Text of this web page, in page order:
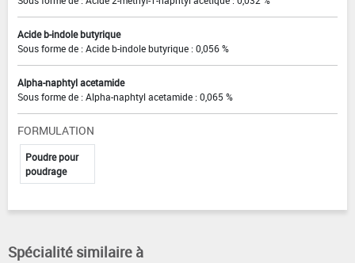
Acide b-indole butyrique
Sous forme de : Acide b-indole butyrique : 0,056 %
Alpha-naphtyl acetamide
Sous forme de : Alpha-naphtyl acetamide : 0,065 %
FORMULATION
Poudre pour
poudrage
Spécialité similaire à